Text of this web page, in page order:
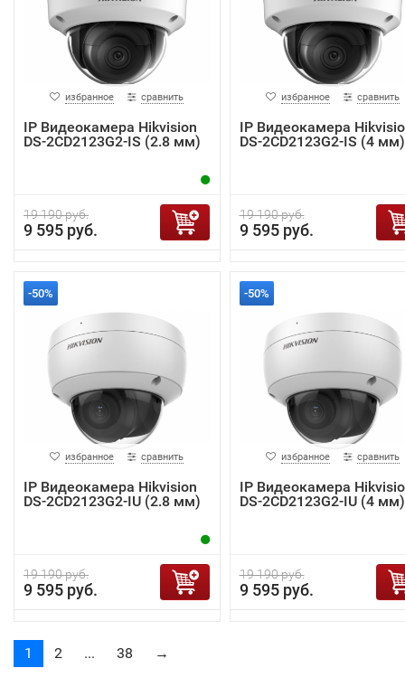
избранное сравнить
IP Видеокамера Hikvision
DS-2CD2123G2-IS (2.8 мм)
19 190 руб.
9 595 руб.
избранное сравнить
IP Видеокамера
DS-2CD2123G2-IS (4 мм)
19 190 руб.
9 595 руб.
-50%
избранное сравнить
IP Видеокамера Hikvision
DS-2CD2123G2-IU (2.8 мм)
19 190 руб.
9 595 руб.
-50%
избранное сравнить
IP Видеокамера
DS-2CD2123G2-IU (4 мм)
19 190 руб.
9 595 руб.
1 2 ... 38 →